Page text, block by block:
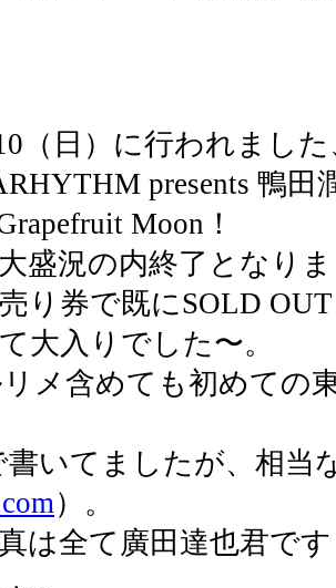
（日）に行われました
presents 鴨
Moon！
盛況の内終了となり
り券で既にSOLD
大入りでした〜。
メ含めても初めての
書いてましたが、相当
）。
は全て廣田達也君で